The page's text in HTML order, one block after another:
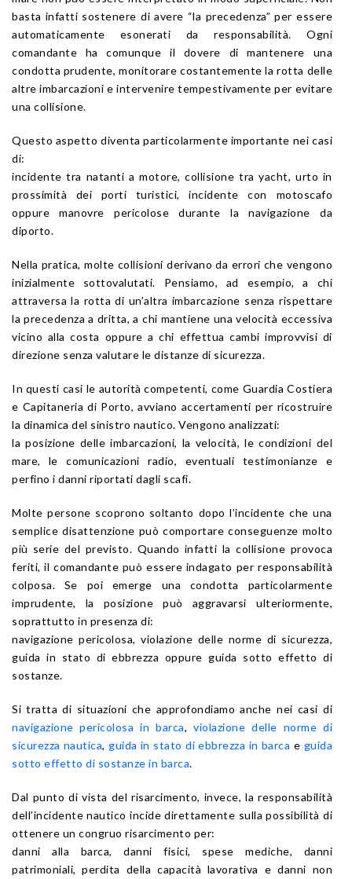
basta infatti sostenere di avere “la precedenza” per essere
automaticamente esonerati da responsabilità. Ogni
comandante ha comunque il dovere di mantenere una
condotta prudente, monitorare costantemente la rotta delle
altre imbarcazioni e intervenire tempestivamente per evitare
una collisione.
Questo aspetto diventa particolarmente importante nei casi
di:
incidente tra natanti a motore, collisione tra yacht, urto in
prossimità dei porti turistici, incidente con motoscafo
oppure manovre pericolose durante la navigazione da
diporto.
Nella pratica, molte collisioni derivano da errori che vengono
inizialmente sottovalutati. Pensiamo, ad esempio, a chi
attraversa la rotta di un’altra imbarcazione senza rispettare
la precedenza a dritta, a chi mantiene una velocità eccessiva
vicino alla costa oppure a chi effettua cambi improvvisi di
direzione senza valutare le distanze di sicurezza.
In questi casi le autorità competenti, come Guardia Costiera
e Capitaneria di Porto, avviano accertamenti per ricostruire
la dinamica del sinistro nautico. Vengono analizzati:
la posizione delle imbarcazioni, la velocità, le condizioni del
mare, le comunicazioni radio, eventuali testimonianze e
perfino i danni riportati dagli scafi.
Molte persone scoprono soltanto dopo l’incidente che una
semplice disattenzione può comportare conseguenze molto
più serie del previsto. Quando infatti la collisione provoca
feriti, il comandante può essere indagato per responsabilità
colposa. Se poi emerge una condotta particolarmente
imprudente, la posizione può aggravarsi ulteriormente,
soprattutto in presenza di:
navigazione pericolosa, violazione delle norme di sicurezza,
guida in stato di ebbrezza oppure guida sotto effetto di
sostanze.
Si tratta di situazioni che approfondiamo anche nei casi di
navigazione pericolosa in barca,violazione delle norme di
sicurezza nautica,guida in stato di ebbrezza in barca e guida
sotto effetto di sostanze in barca.
Dal punto di vista del risarcimento, invece, la responsabilità
dell’incidente nautico incide direttamente sulla possibilità di
ottenere un congruo risarcimento per:
danni alla barca, danni fisici, spese mediche, danni
patrimoniali, perdita della capacità lavorativa e danni non